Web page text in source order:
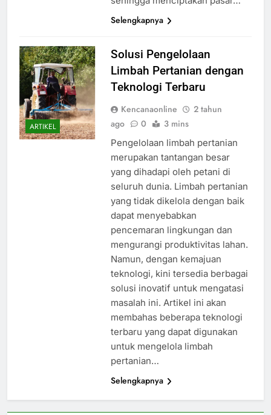
Selengkapnya
ARTIKEL
Solusi Pengelolaan
Limbah Pertanian dengan
Teknologi Terbaru
Kencanaonline
2 tahun
ago
0 3 mins
Pengelolaan limbah pertanian
merupakan tantangan besar
yang dihadapi oleh petani di
seluruh dunia. Limbah pertanian
yang tidak dikelola dengan baik
dapat menyebabkan
pencemaran lingkungan dan
mengurangi produktivitas lahan.
Namun, dengan kemajuan
teknologi, kini tersedia berbagai
solusi inovatif untuk mengatasi
masalah ini. Artikel ini akan
membahas beberapa teknologi
terbaru yang dapat digunakan
untuk mengelola limbah
pertanian…
Selengkapnya